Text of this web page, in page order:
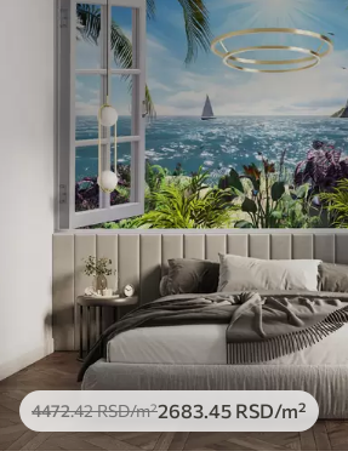
4472.42RSD/m²2683.45 RSD/m²